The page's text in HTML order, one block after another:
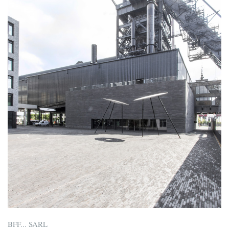
BFF... SARL